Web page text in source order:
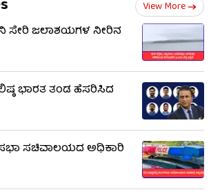
View More
ಸೇರಿ ಜಲಾಶಯಗಳ ನೀರಿನ
ಭಾರತ ತಂಡ ಹೆಸರಿಸಿದ
ಸಚಿವಾಲಯದ ಅಧಿಕಾರಿ